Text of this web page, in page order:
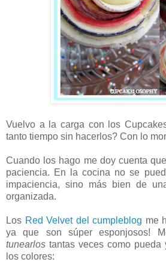
Vuelvo a la carga con los
tanto tiempo sin hacerlos? Con lo
Cuando los hago me doy cuenta
paciencia. En la cocina no se
impaciencia, sino más bien de
organizada.
Los Red Velvet del cumpleblog me
ya que son súper esponjosos!
tunearlos tantas veces como
los colores: